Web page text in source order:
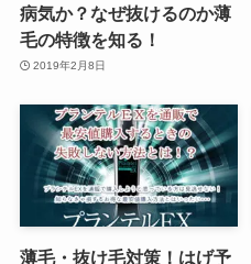
病気か？なぜ抜けるのか薄
毛の特徴を知る！
2019年2月8日
薄毛・抜け毛対策！はげ予